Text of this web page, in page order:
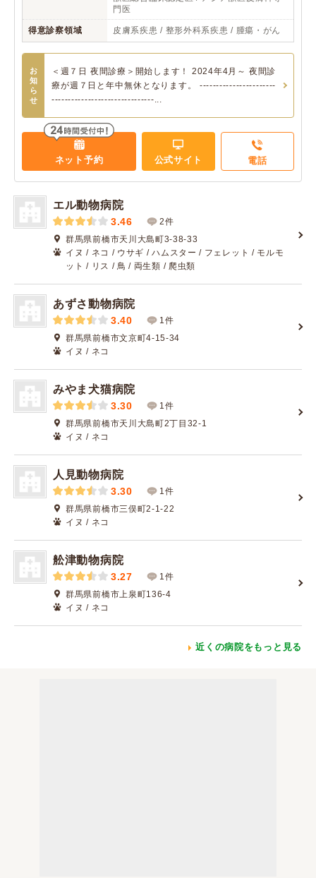
門医
得意診察領域 皮膚系疾患 / 整形外科系疾患 / 腫瘍・がん
お
知
ら
せ
＜週７日 夜間診療＞開始します！ 2024年4月～ 夜間診
療が週７日と年中無休となります。 -----------------------
-------------------------------...
ネット予約 公式サイト 電話
エル動物病院
3.46
2件
群馬県前橋市天川大島町3-38-33
イヌ / ネコ / ウサギ / ハムスター / フェレット / モルモ
ット / リス / 鳥 / 両生類 / 爬虫類
あずさ動物病院
3.40
1件
群馬県前橋市文京町4-15-34
イヌ / ネコ
みやま犬猫病院
3.30
1件
群馬県前橋市天川大島町2丁目32-1
イヌ / ネコ
人見動物病院
3.30
1件
群馬県前橋市三俣町2-1-22
イヌ / ネコ
舩津動物病院
3.27
1件
群馬県前橋市上泉町136-4
イヌ / ネコ
近くの病院をもっと見る